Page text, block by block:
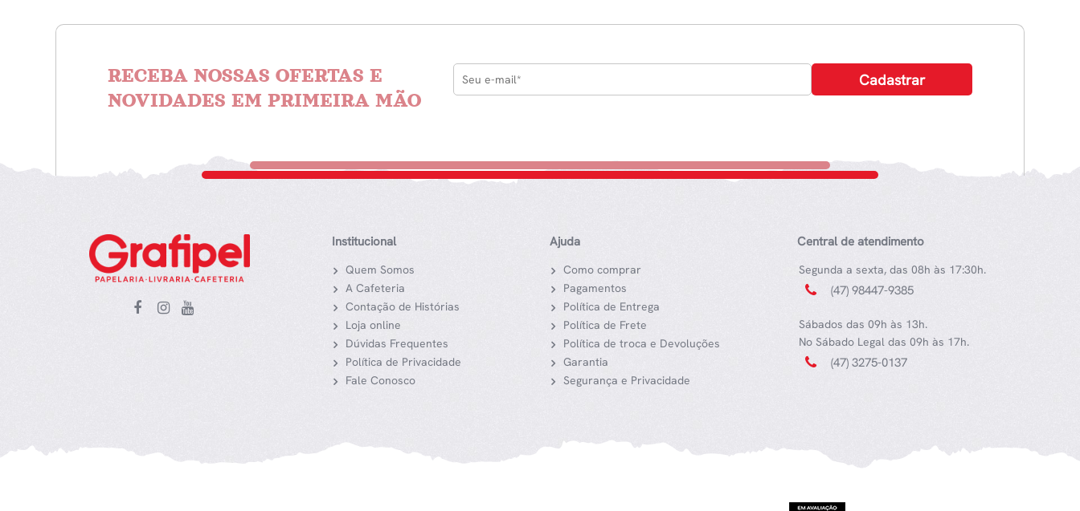
RECEBA NOSSAS OFERTAS E
NOVIDADES EM PRIMEIRA MÃO
Institucional
Quem Somos
A Cafeteria
Contação de Histórias
Loja online
Dúvidas Frequentes
Política de Privacidade
Fale Conosco
Ajuda
Como comprar
Pagamentos
Política de Entrega
Política de Frete
Política de troca e Devoluções
Garantia
Segurança e Privacidade
Central de atendimento
Segunda a sexta, das 08h às 17:30h.
(47) 98447-9385
Sábados das 09h às 13h.
No Sábado Legal das 09h às 17h.
(47) 3275-0137